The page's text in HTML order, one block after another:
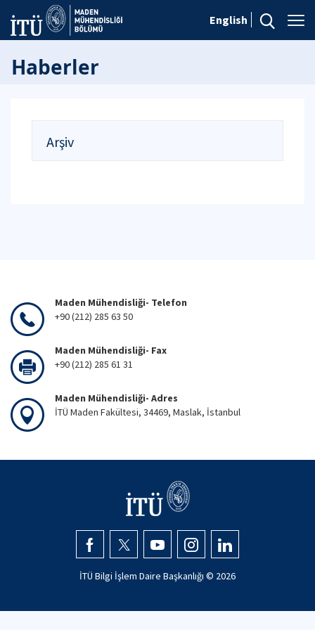
English
Haberler
Arşiv
Maden Mühendisliği- Telefon
+90 (212) 285 63 50
Maden Mühendisliği- Fax
+90 (212) 285 61 31
Maden Mühendisliği- Adres
İTÜ Maden Fakültesi, 34469, Maslak, İstanbul
İTÜ Bilgi İşlem Daire Başkanlığı © 2026